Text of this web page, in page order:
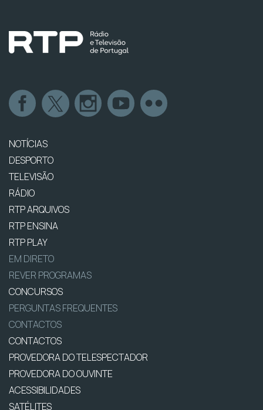
NOTÍCIAS
DESPORTO
TELEVISÃO
RÁDIO
RTP ARQUIVOS
RTP ENSINA
RTP PLAY
EM DIRETO
REVER PROGRAMAS
CONCURSOS
PERGUNTAS FREQUENTES
CONTACTOS
CONTACTOS
PROVEDORA DO TELESPECTADOR
PROVEDORA DO OUVINTE
ACESSIBILIDADES
SATÉLITES